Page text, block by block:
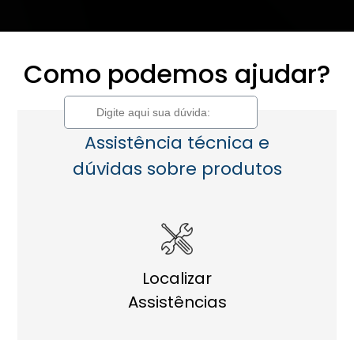
Pesquisa
Como podemos ajudar?
Assistência técnica e
dúvidas sobre produtos
Localizar
Assistências